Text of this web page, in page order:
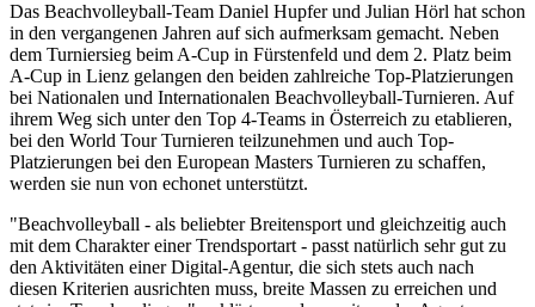
Das Beachvolleyball-Team Daniel Hupfer und Julian Hörl hat schon
in den vergangenen Jahren auf sich aufmerksam gemacht. Neben
dem Turniersieg beim A-Cup in Fürstenfeld und dem 2. Platz beim
A-Cup in Lienz gelangen den beiden zahlreiche Top-Platzierungen
bei Nationalen und Internationalen Beachvolleyball-Turnieren. Auf
ihrem Weg sich unter den Top 4-Teams in Österreich zu etablieren,
bei den World Tour Turnieren teilzunehmen und auch Top-
Platzierungen bei den European Masters Turnieren zu schaffen,
werden sie nun von echonet unterstützt.
"Beachvolleyball - als beliebter Breitensport und gleichzeitig auch
mit dem Charakter einer Trendsportart - passt natürlich sehr gut zu
den Aktivitäten einer Digital-Agentur, die sich stets auch nach
diesen Kriterien ausrichten muss, breite Massen zu erreichen und